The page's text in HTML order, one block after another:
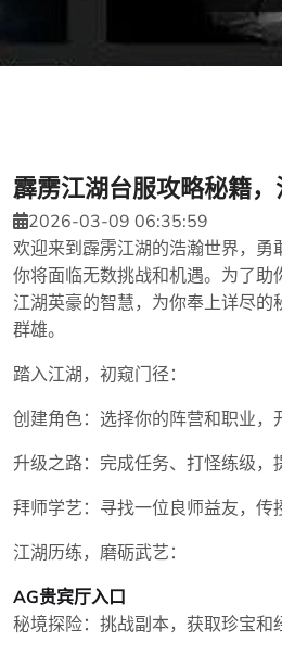
霹雳江湖台服攻略秘籍
2026-03-09 06:35:59
欢迎来到霹雳江湖的浩瀚世界，勇
你将面临无数挑战和机遇。为了助
江湖英豪的智慧，为你奉上详尽
群雄。
踏入江湖，初窥门径：
创建角色：选择你的阵营和职业，
升级之路：完成任务、打怪练级，
拜师学艺：寻找一位良师益友，传
江湖历练，磨砺武艺：
AG贵宾厅入口
秘境探险：挑战副本，获取珍宝和